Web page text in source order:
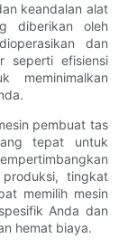
keandalan alat
diberikan oleh
dan
seperti efisiensi
meminimalkan
pembuat tas
tepat untuk
tingkat
memilih mesin
Anda dan
hemat biaya.